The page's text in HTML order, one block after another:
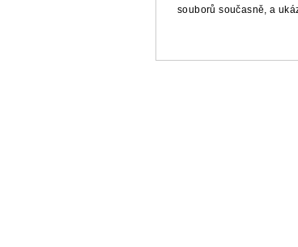
souborů současně, a